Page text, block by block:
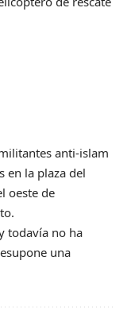
anti-islam
en la plaza del
oeste de
todavía no ha
una